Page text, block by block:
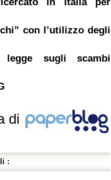
con l’utilizzo degli
legge sugli scambi
di
: